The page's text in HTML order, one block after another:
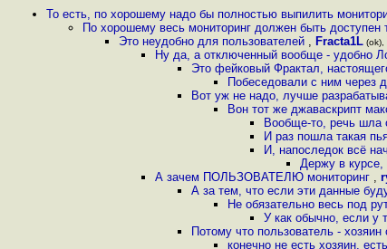
То есть, по хорошему надо бы полностью выпилить
По хорошему весь мониторинг должен быть доступен
Это неудобно для пользователей , Fracta1L (ok),
Ну да, а отключенный вообще - удобно
Это фейковый Фрактал,
Побеседовали с ним
Вот уж не надо, лучше
Вон тот же джаваскрипт
Вообще-то, речь шла
И раз пошла такая
И, напоследок всё
Держу в курсе,
А зачем ПОЛЬЗОВАТЕЛЮ мониторинг ,
А за тем, что если эти данные
Не обязательно весь под
У как обычно, если у
Потому что пользователь -
конечно не есть хозяин,